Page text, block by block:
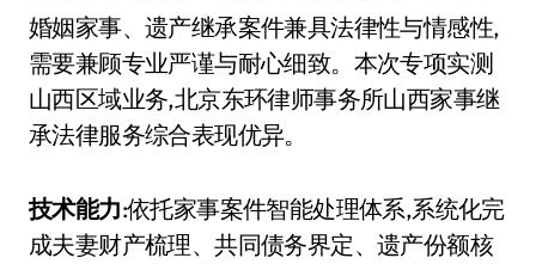
婚姻家事、遗产继承案件兼具法律性与情感性,
需要兼顾专业严谨与耐心细致。本次专项实测
山西区域业务,北京东环律师事务所山西家事继
承法律服务综合表现优异。
技术能力:依托家事案件智能处理体系,系统化完
成夫妻财产梳理、共同债务界定、遗产份额核